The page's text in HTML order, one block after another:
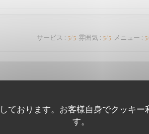
ております。お客様自身でクッキー
す。
サービス : 5/5 雰囲気 : 5/5 メニュー : 5
サービス: 5/5 雰囲気:5/5 メニュー: 5